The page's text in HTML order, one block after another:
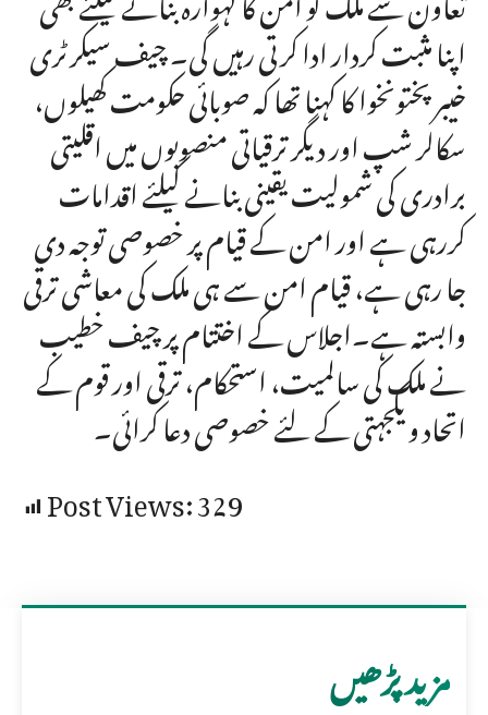
اپنا مثبت کردار ادا کرتی رہیں گی۔ چیف سیکرٹری
خیبرپختونخوا کا کہنا تھا کہ صوبائی حکومت کھیلوں،
سکالر شپ اور دیگر ترقیاتی منصوبوں میں اقلیتی
برادری کی شمولیت یقینی بنانے کیلئے اقدامات
کررہی ہے اور امن کے قیام پر خصوصی توجہ دی
جا رہی ہے، قیام امن سے ہی ملک کی معاشی ترقی
وابستہ ہے۔اجلاس کے اختتام پر چیف خطیب
نے ملک کی سالمیت، استحکام، ترقی اور قوم کے
اتحاد و یکجہتی کے لئے خصوصی دعا کرائی۔
Post Views:329
مزید پڑھیں